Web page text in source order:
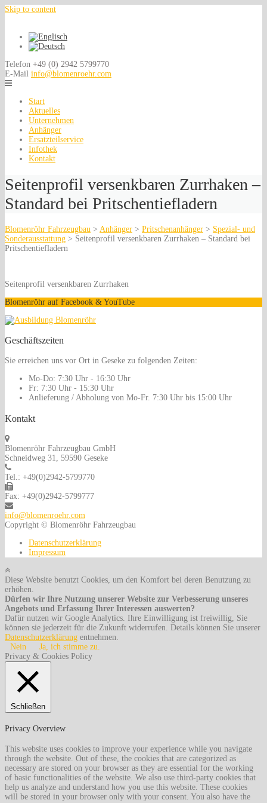
Skip to content
Telefon +49 (0) 2942 5799770
E-Mail info@blomenroehr.com
Start
Aktuelles
Unternehmen
Anhänger
Ersatzteilservice
Infothek
Kontakt
Seitenprofil versenkbaren Zurrhaken –
Standard bei Pritschentiefladern
Blomenröhr Fahrzeugbau > Anhänger > Pritschenanhänger > Spezial- und
Sonderausstattung > Seitenprofil versenkbaren Zurrhaken – Standard bei
Pritschentiefladern
Seitenprofil versenkbaren Zurrhaken
Blomenröhr auf Facebook & YouTube
Geschäftszeiten
Sie erreichen uns vor Ort in Geseke zu folgenden Zeiten:
Mo-Do: 7:30 Uhr - 16:30 Uhr
Fr: 7:30 Uhr - 15:30 Uhr
Anlieferung / Abholung von Mo-Fr. 7:30 Uhr bis 15:00 Uhr
Kontakt
Blomenröhr Fahrzeugbau GmbH
Schneidweg 31, 59590 Geseke
Tel.: +49(0)2942-5799770
Fax: +49(0)2942-5799777
info@blomenroehr.com
Copyright © Blomenröhr Fahrzeugbau
Datenschutzerklärung
Impressum
Diese Website benutzt Cookies, um den Komfort bei deren Benutzung zu
erhöhen.
Dürfen wir Ihre Nutzung unserer Website zur Verbesserung unseres
Angebots und Erfassung Ihrer Interessen auswerten?
Dafür nutzen wir Google Analytics. Ihre Einwilligung ist freiwillig, Sie
können sie jederzeit für die Zukunft widerrufen. Details können Sie unserer
Datenschutzerklärung entnehmen.
Nein
Ja, ich stimme zu.
Privacy & Cookies Policy
Schließen
Privacy Overview
This website uses cookies to improve your experience while you navigate
through the website. Out of these, the cookies that are categorized as
necessary are stored on your browser as they are essential for the working
of basic functionalities of the website. We also use third-party cookies that
help us analyze and understand how you use this website. These cookies
will be stored in your browser only with your consent. You also have the